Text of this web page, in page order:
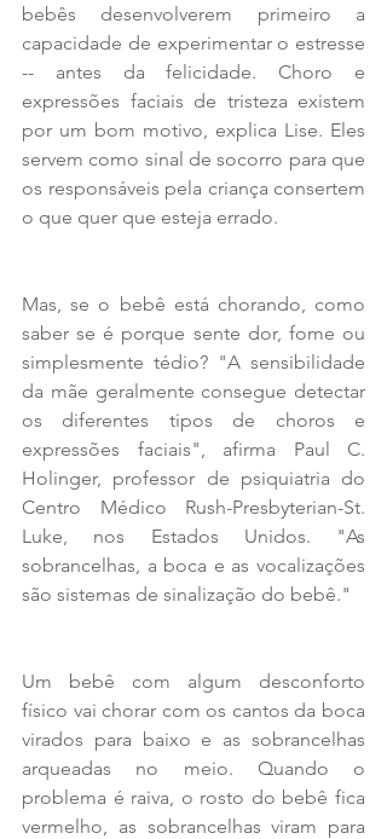
bebês desenvolverem primeiro a
capacidade de experimentar o estresse
-- antes da felicidade. Choro e
expressões faciais de tristeza existem
por um bom motivo, explica Lise. Eles
servem como sinal de socorro para que
os responsáveis pela criança consertem
o que quer que esteja errado.
Mas, se o bebê está chorando, como
saber se é porque sente dor, fome ou
simplesmente tédio? "A sensibilidade
da mãe geralmente consegue detectar
os diferentes tipos de choros e
expressões faciais", afirma Paul C.
Holinger, professor de psiquiatria do
Centro Médico Rush-Presbyterian-St.
Luke, nos Estados Unidos. "As
sobrancelhas, a boca e as vocalizações
são sistemas de sinalização do bebê."
Um bebê com algum desconforto
físico vai chorar com os cantos da boca
virados para baixo e as sobrancelhas
arqueadas no meio. Quando o
problema é raiva, o rosto do bebê fica
vermelho, as sobrancelhas viram para